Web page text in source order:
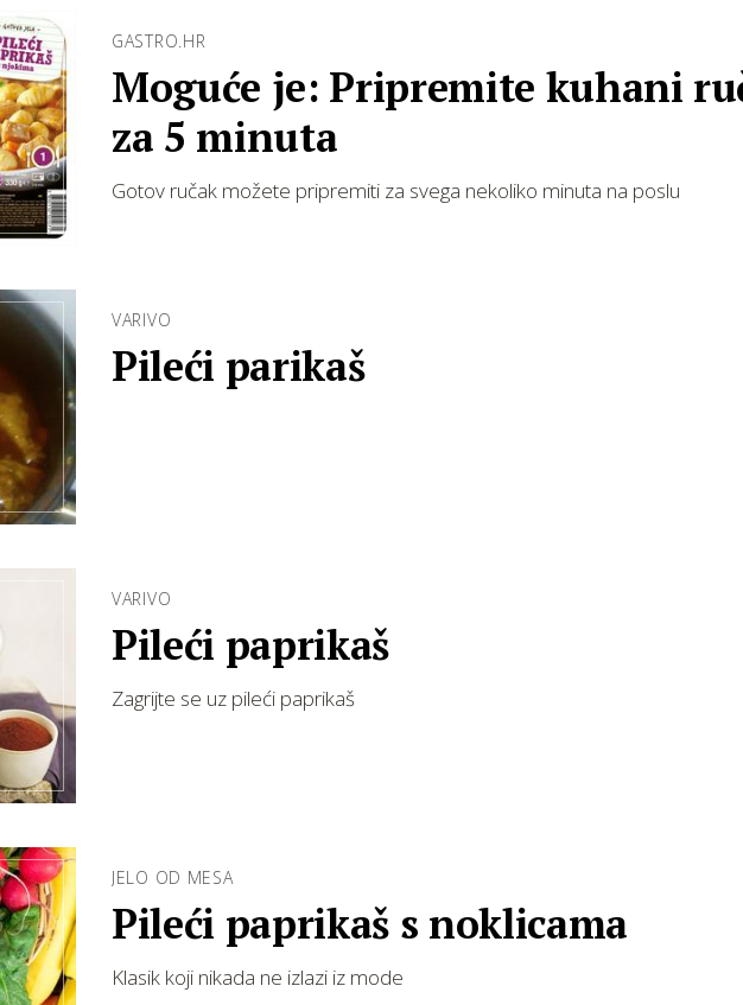
GASTRO.HR
Moguće je: Pripremite kuhani
za 5 minuta
Gotov ručak možete pripremiti za svega nekoliko minuta na poslu
VARIVO
Pileći parikaš
VARIVO
Pileći paprikaš
Zagrijte se uz pileći paprikaš
JELO OD MESA
Pileći paprikaš s noklicama
Klasik koji nikada ne izlazi iz mode